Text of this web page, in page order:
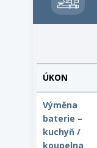
ÚKON
Výměna
baterie –
kuchyň /
koupelna